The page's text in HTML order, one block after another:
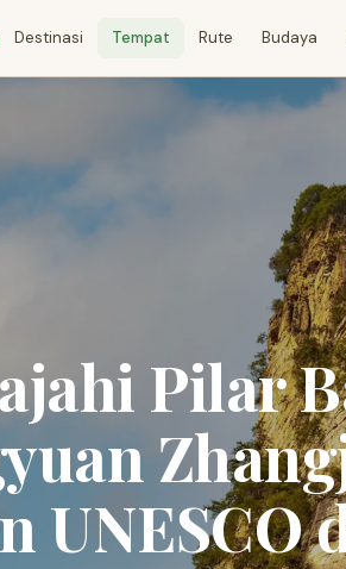
Destinasi Tempat Rute Budaya
Pilar
UNESCO